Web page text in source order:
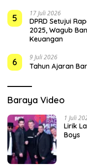
5 17 Juli 2026
DPRD Setujui
2025, Wagub
Keuangan
6 9 Juli 2026
Tahun Ajaran
Baraya Video
1 Juli
Lirik
Boys